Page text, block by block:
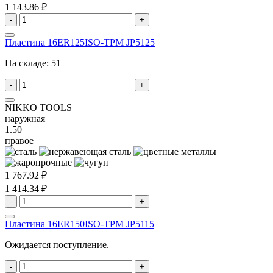
1 143.86 ₽
- +
Пластина 16ER125ISO-TPM JP5125
На складе: 51
- +
NIKKO TOOLS
наружная
1.50
правое
1 767.92 ₽
1 414.34 ₽
- +
Пластина 16ER150ISO-TPM JP5115
Ожидается поступление.
- +